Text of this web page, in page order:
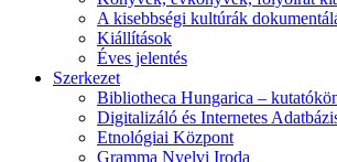
A kisebbségi kultúrák
Kiállítások
Éves jelentés
Szerkezet
Bibliotheca Hungarica –
Digitalizáló és Internetes
Etnológiai Központ
Gramma Nyelvi Iroda